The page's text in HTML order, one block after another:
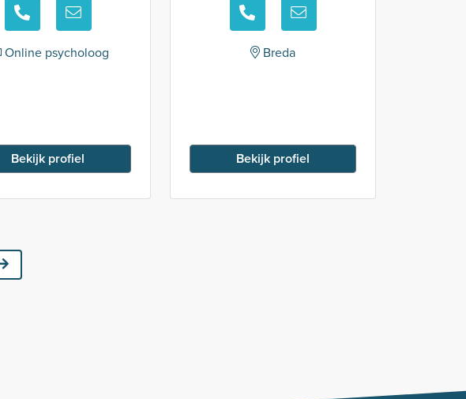
Online psycholoog
Bekijk profiel
Breda
Bekijk profiel